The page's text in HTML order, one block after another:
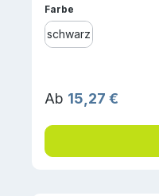
Farbe
schwarz
Regulärer Preis:
Ab 15,27 €